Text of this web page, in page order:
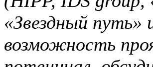
«Звездный
возможность